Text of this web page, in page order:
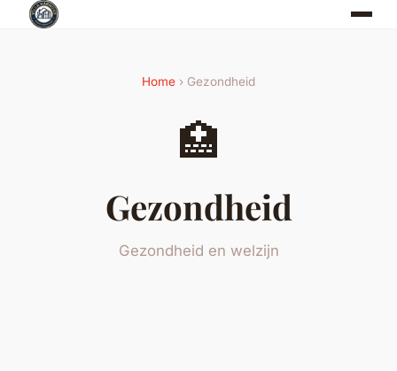
Home › Gezondheid
🏥
Gezondheid
Gezondheid en welzijn